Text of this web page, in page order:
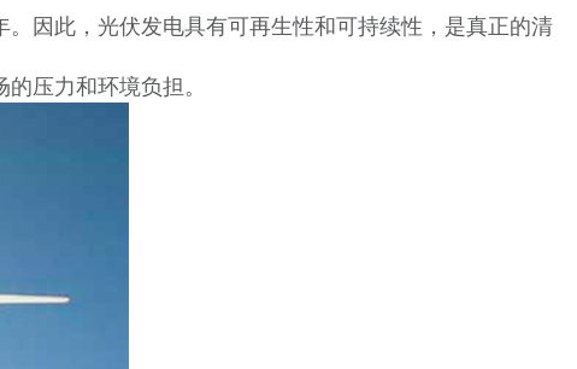
因此，光伏发电具有可再生性和可持续性，是真正的清
压力和环境负担。